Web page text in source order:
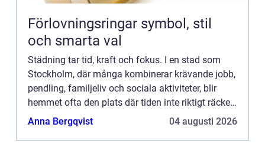
Förlovningsringar symbol, stil
och smarta val
Städning tar tid, kraft och fokus. I en stad som
Stockholm, där många kombinerar krävande jobb,
pendling, familjeliv och sociala aktiviteter, blir
hemmet ofta den plats där tiden inte riktigt räcker
till. Samtidigt p&ar...
Anna Bergqvist 04 augusti 2026